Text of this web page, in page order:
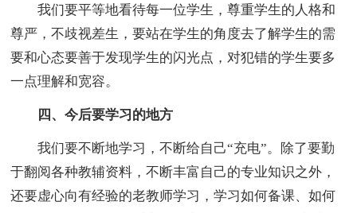
我们要平等地看待每一位学生，尊重学生的人格和
尊严，不歧视差生，要站在学生的角度去了解学生的需
要和心态要善于发现学生的闪光点，对犯错的学生要多
一点理解和宽容。
四、今后要学习的地方
我们要不断地学习，不断给自己“充电”。除了要勤
于翻阅各种教辅资料，不断丰富自己的专业知识之外，
还要虚心向有经验的老教师学习，学习如何备课、如何